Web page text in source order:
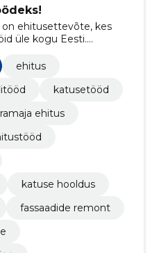
on ehitusettevõte, kes
üle kogu Eesti.
materjale, et pakkuda
ehitus
katusetööd
ehitus
katuse hooldus
fassaadide remont